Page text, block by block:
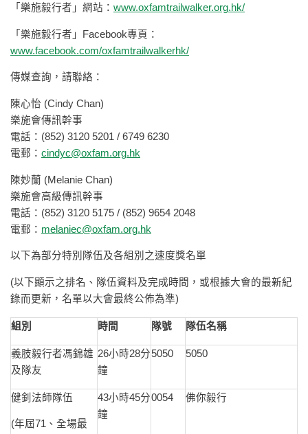
「樂施毅行者」網站： www.oxfamtrailwalker.org.hk/
「樂施毅行者」Facebook專頁：
www.facebook.com/oxfamtrailwalkerhk/
傳媒查詢，請聯絡：
陳心怡 (Cindy Chan)
樂施會傳訊幹事
電話：(852) 3120 5201 / 6749 6230
電郵： cindyc@oxfam.org.hk
陳妙蘭 (Melanie Chan)
樂施會高級傳訊幹事
電話：(852) 3120 5175 / (852) 9654 2048
電郵： melaniec@oxfam.org.hk
以下為部分特別隊伍及各組別之速度獎名單
(以下顯示之排名、隊伍資料及完成時間，或根據大會的最新紀
錄而更新，名單以大會最終公佈為準)
組別 時間 隊號 隊伍名稱
義肢毅行者馮錦雄
及隊友
26小時28分
鐘
5050 5050
健釗法師隊伍
(年屆71、全場最
43小時45分
鐘
0054 佛你毅行